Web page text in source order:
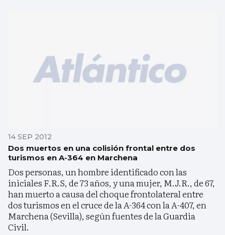
14 SEP 2012
Dos muertos en una colisión frontal entre dos
turismos en A-364 en Marchena
Dos personas, un hombre identificado con las
iniciales F.R.S, de 73 años, y una mujer, M.J.R., de 67,
han muerto a causa del choque frontolateral entre
dos turismos en el cruce de la A-364 con la A-407, en
Marchena (Sevilla), según fuentes de la Guardia
Civil.